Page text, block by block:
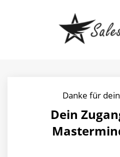
Danke für
Dein